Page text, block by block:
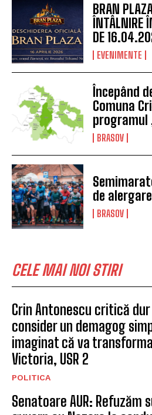
BRAN
ÎNTÂLNIRE
DE
EVENIMENTE
Începând
Comuna
programul
BRASOV
de
BRASOV
CELE MAI NOI STIRI
Crin Antonescu critică dur
consider un demagog
imaginat că va transforma
Victoria, USR 2
POLITICA
Senatoare AUR: Refuzăm